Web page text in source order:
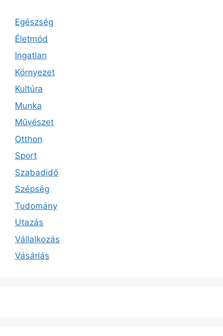
Egészség
Életmód
Ingatlan
Környezet
Kultúra
Munka
Művészet
Otthon
Sport
Szabadidő
Szépség
Tudomány
Utazás
Vállalkozás
Vásárlás